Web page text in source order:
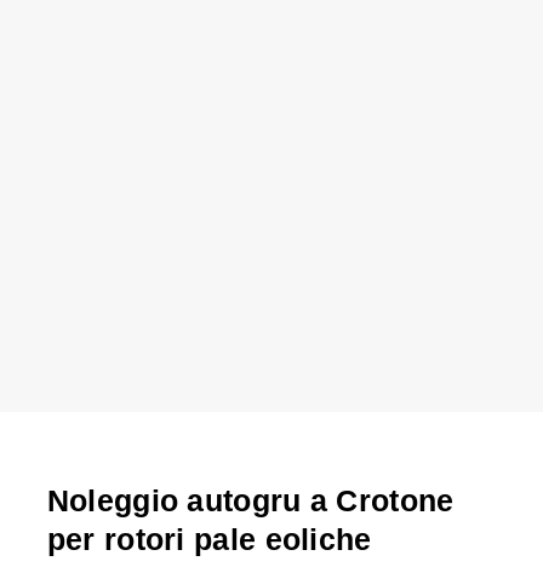
Noleggio autogru a Crotone
per rotori pale eoliche